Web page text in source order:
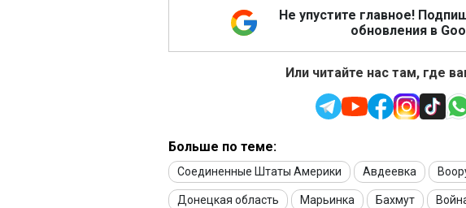
Не упустите главное!
обновления в
Или читайте нас там, где
Больше по теме:
Соединенные Штаты Америки Авдеевка
Донецкая область Марьинка Бахмут